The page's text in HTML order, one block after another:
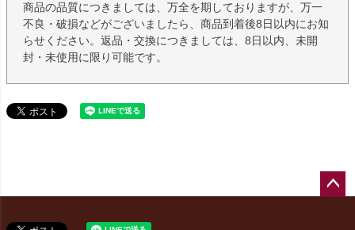
商品の品質につきましては、万全を期しておりますが、万一
不良・破損などがございましたら、商品到着後8日以内にお知
らせください。返品・交換につきましては、8日以内、未開
封・未使用に限り可能です。